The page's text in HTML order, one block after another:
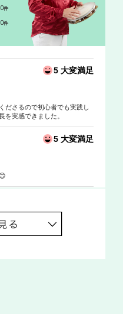
0件
0件
5 大変満足
ださるので初心者でも実践し
を実感できました。
5 大変満足